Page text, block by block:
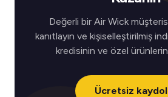
Değerli bir Air Wick
kanıtlayın ve kişiselleştirilmiş
kredisinin ve özel ürünlerin
Ücretsiz kaydol